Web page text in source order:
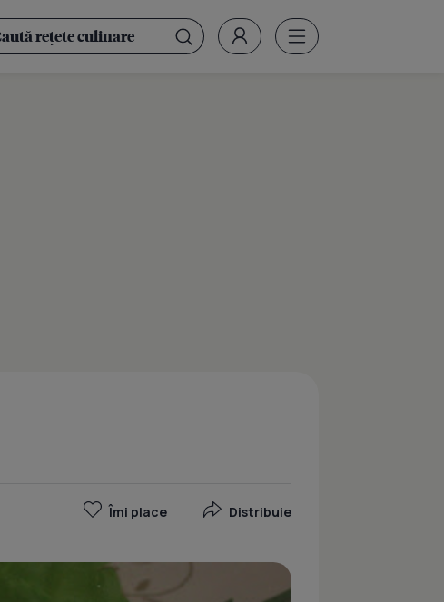
Îmi place Distribuie